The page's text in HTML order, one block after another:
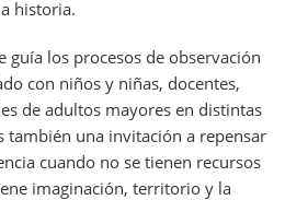
historia.
guía los procesos de observación
con niños y niñas, docentes,
de adultos mayores en distintas
también una invitación a repensar
cuando no se tienen recursos
imaginación, territorio y la